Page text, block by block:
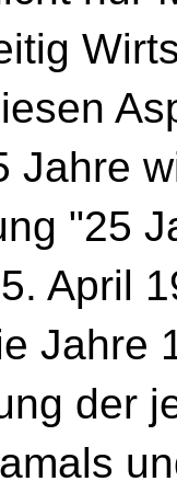
Jahre
"25
April
Jahre
der